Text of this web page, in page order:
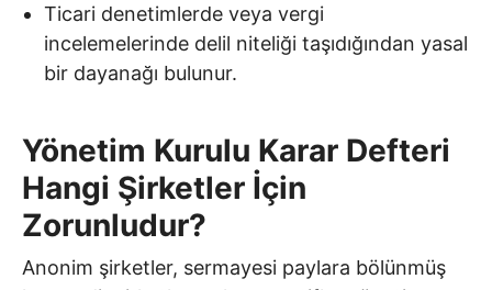
Ticari denetimlerde veya vergi
incelemelerinde delil niteliği taşıdığından yasal
bir dayanağı bulunur.
Yönetim Kurulu Karar Defteri
Hangi Şirketler İçin
Zorunludur?
Anonim şirketler, sermayesi paylara bölünmüş